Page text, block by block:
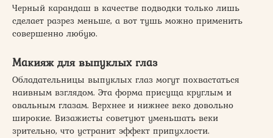
Черный карандаш в качестве подводки только лишь
сделает разрез меньше, а вот тушь можно применить
совершенно любую.
Макияж для выпуклых глаз
Обладательницы выпуклых глаз могут похвастаться
наивным взглядом. Эта форма присуща круглым и
овальным глазам. Верхнее и нижнее веко довольно
широкие. Визажисты советуют уменьшать веки
зрительно, что устранит эффект припухлости.